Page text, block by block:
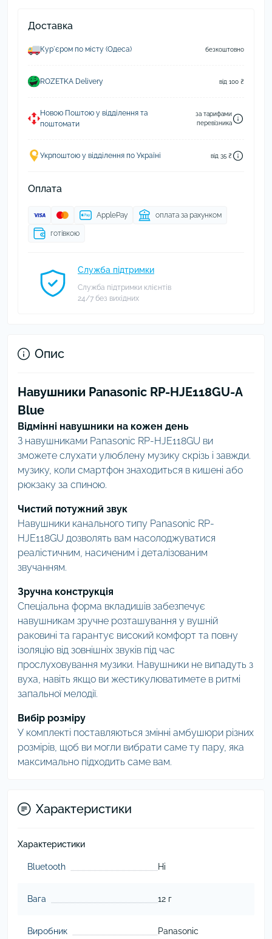
Доставка
Курʼєром по місту (Одеса) безкоштовно
ROZETKA Delivery від 100 ₴
Новою Поштою у відділення та
поштомати
за тарифами
перевізника
Укрпоштою у відділення по Україні від 35 ₴
Оплата
ApplePay оплата за рахунком
готівкою
Служба підтримки
Служба підтримки клієнтів
24/7 без вихідних
Опис
Навушники Panasonic RP-HJE118GU-A
Blue
Відмінні навушники на кожен день
З навушниками Panasonic RP-HJE118GU ви
зможете слухати улюблену музику скрізь і завжди.
музику, коли смартфон знаходиться в кишені або
рюкзаку за спиною.
Чистий потужний звук
Навушники канального типу Panasonic RP-
HJE118GU дозволять вам насолоджуватися
реалістичним, насиченим і деталізованим
звучанням.
Зручна конструкція
Спеціальна форма вкладишів забезпечує
навушникам зручне розташування у вушній
раковині та гарантує високий комфорт та повну
ізоляцію від зовнішніх звуків під час
прослуховування музики. Навушники не випадуть з
вуха, навіть якщо ви жестикулюватимете в ритмі
запальної мелодії.
Вибір розміру
У комплекті поставляються змінні амбушюри різних
розмірів, щоб ви могли вибрати саме ту пару, яка
максимально підходить саме вам.
Характеристики
Характеристики
Bluetooth Ні
Вага 12 г
Виробник Panasonic